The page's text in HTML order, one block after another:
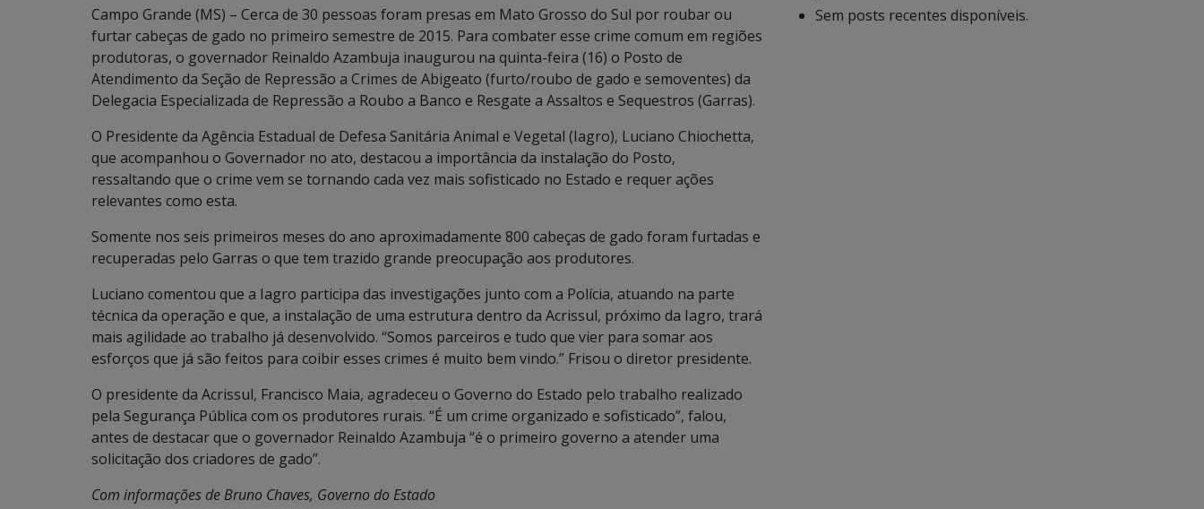
Campo Grande (MS) – Cerca de 30 pessoas foram presas em Mato Grosso do Sul por roubar ou
furtar cabeças de gado no primeiro semestre de 2015. Para combater esse crime comum em regiões
produtoras, o governador Reinaldo Azambuja inaugurou na quinta-feira (16) o Posto de
Atendimento da Seção de Repressão a Crimes de Abigeato (furto/roubo de gado e semoventes) da
Delegacia Especializada de Repressão a Roubo a Banco e Resgate a Assaltos e Sequestros (Garras).
O Presidente da Agência Estadual de Defesa Sanitária Animal e Vegetal (Iagro), Luciano Chiochetta,
que acompanhou o Governador no ato, destacou a importância da instalação do Posto,
ressaltando que o crime vem se tornando cada vez mais sofisticado no Estado e requer ações
relevantes como esta.
Somente nos seis primeiros meses do ano aproximadamente 800 cabeças de gado foram furtadas e
recuperadas pelo Garras o que tem trazido grande preocupação aos produtores.
Luciano comentou que a Iagro participa das investigações junto com a Polícia, atuando na parte
técnica da operação e que, a instalação de uma estrutura dentro da Acrissul, próximo da Iagro, trará
mais agilidade ao trabalho já desenvolvido. “Somos parceiros e tudo que vier para somar aos
esforços que já são feitos para coibir esses crimes é muito bem vindo.” Frisou o diretor presidente.
O presidente da Acrissul, Francisco Maia, agradeceu o Governo do Estado pelo trabalho realizado
pela Segurança Pública com os produtores rurais. “É um crime organizado e sofisticado”, falou,
antes de destacar que o governador Reinaldo Azambuja “é o primeiro governo a atender uma
solicitação dos criadores de gado”.
Com informações de Bruno Chaves, Governo do Estado
Sem posts recentes disponíveis.